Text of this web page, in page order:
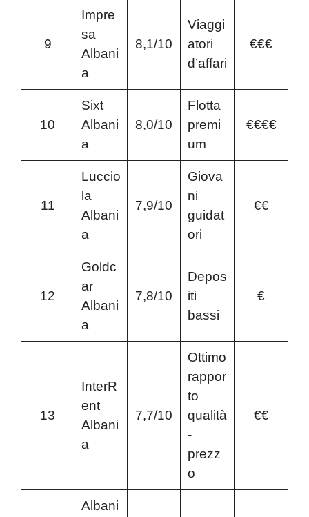
9
Impre
sa
Albani
a
8,1/10
Viaggi
atori
d’affari
€€€
10
Sixt
Albani
a
8,0/10
Flotta
premi
um
€€€€
11
Luccio
la
Albani
a
7,9/10
Giova
ni
guidat
ori
€€
12
Goldc
ar
Albani
a
7,8/10
Depos
iti
bassi
€
13
InterR
ent
Albani
a
7,7/10
Ottimo
rappor
to
qualità
-
prezz
o
€€
Albani